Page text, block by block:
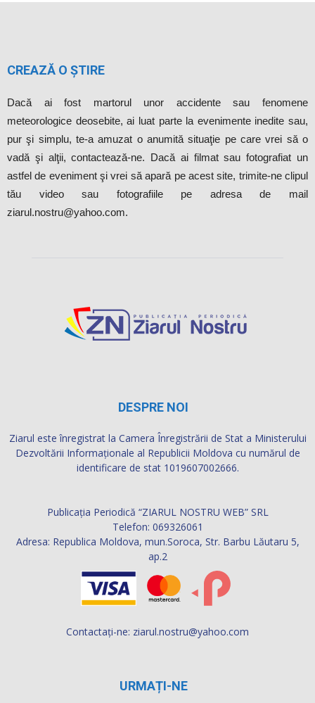
CREAZĂ O ȘTIRE
Dacă ai fost martorul unor accidente sau fenomene
meteorologice deosebite, ai luat parte la evenimente inedite sau,
pur şi simplu, te-a amuzat o anumită situaţie pe care vrei să o
vadă şi alţii, contactează-ne. Dacă ai filmat sau fotografiat un
astfel de eveniment şi vrei să apară pe acest site, trimite-ne clipul
tău video sau fotografiile pe adresa de mail
ziarul.nostru@yahoo.com.
DESPRE NOI
Ziarul este înregistrat la Camera Înregistrării de Stat a Ministerului
Dezvoltării Informaţionale al Republicii Moldova cu numărul de
identificare de stat 1019607002666.
Publicația Periodică “ZIARUL NOSTRU WEB” SRL
Telefon: 069326061
Adresa: Republica Moldova, mun.Soroca, Str. Barbu Lăutaru 5,
ap.2
Contactați-ne: ziarul.nostru@yahoo.com
URMAȚI-NE